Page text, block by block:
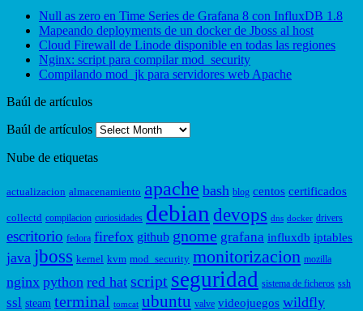
Null as zero en Time Series de Grafana 8 con InfluxDB 1.8
Mapeando deployments de un docker de Jboss al host
Cloud Firewall de Linode disponible en todas las regiones
Nginx: script para compilar mod_security
Compilando mod_jk para servidores web Apache
Baúl de artículos
Baúl de artículos
Nube de etiquetas
actualizacion almacenamiento apache bash blog centos certificados
collectd compilacion curiosidades debian devops dns docker drivers
escritorio fedora firefox github gnome grafana influxdb iptables
java jboss kernel kvm mod_security monitorizacion mozilla
nginx python red hat script seguridad sistema de ficheros ssh
ssl steam terminal tomcat ubuntu valve videojuegos wildfly